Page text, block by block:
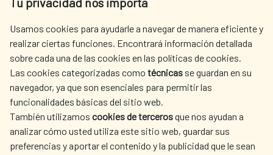
Usamos cookies para ayudarle a navegar de manera eficiente y
realizar ciertas funciones. Encontrará información detallada
sobre cada una de las cookies en las políticas de cookies.
Las cookies categorizadas como técnicas se guardan en su
navegador, ya que son esenciales para permitir las
funcionalidades básicas del sitio web.
También utilizamos cookies de tercerosque nos ayudan a
analizar cómo usted utiliza este sitio web, guardar sus
preferencias y aportar el contenido y la publicidad que le sean
AECID
WHERE DO WE COOPERATE?
SPANISH HUMANITARIAN
ACTION
PRESS ROOM
CULTURE AND SCIENCE LIBRARY